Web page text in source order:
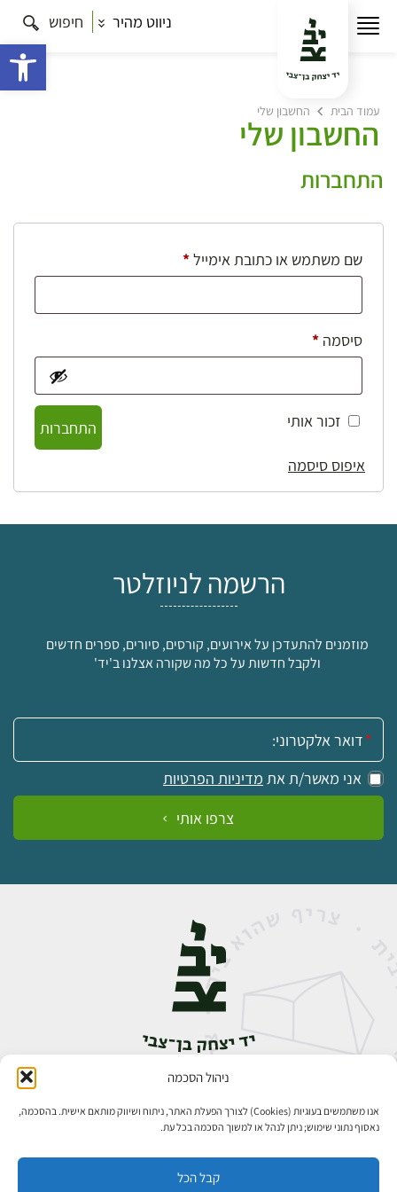
ניהול הסכמה
אנו משתמשים בעוגיות (Cookies) לצורך הפעלת האתר, ניתוח ושיווק מותאם אישית. בהסכמה,
נאסוף נתוני שימוש; ניתן לנהל או למשוך הסכמה בכל עת.
קבל הכל
ניווט מהיר חיפוש
עמוד הבית החשבון שלי
החשבון שלי
התחברות
שם משתמש או כתובת אימייל*חובה
סיסמה *חובה
זכור אותי
התחברות
איפוס סיסמה
הרשמה לניוזלטר
מוזמנים להתעדכן על אירועים, קורסים, סיורים, ספרים חדשים
ולקבל חדשות על כל מה שקורה אצלנו ב'יד'
אימייל:
אני מאשר/ת את מדיניות הפרטיות
צרפו אותי
אבן גבירול 14, רחביה, ירושלים